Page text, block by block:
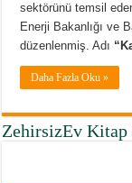
sektörünü temsil
Enerji Bakanlığı ve
düzenlenmiş. Adı
Daha Fazla Oku »
ZehirsizEv Kitap